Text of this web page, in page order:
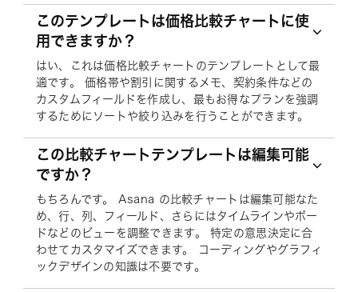
このテンプレートは価格比較チャートに使
用できますか？
はい、これは価格比較チャートのテンプレートとして最
適です。 価格帯や割引に関するメモ、契約条件などの
カスタムフィールドを作成し、最もお得なプランを強調
するためにソートや絞り込みを行うことができます。
この比較チャートテンプレートは編集可能
ですか？
もちろんです。 Asana の比較チャートは編集可能なた
め、行、列、フィールド、さらにはタイムラインやボー
ドなどのビューを調整できます。 特定の意思決定に合
わせてカスタマイズできます。 コーディングやグラフィ
ックデザインの知識は不要です。